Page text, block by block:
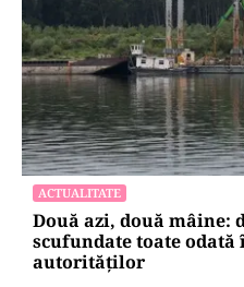
ACTUALITATE
Două azi, două mâine:
scufundate toate
autorităților